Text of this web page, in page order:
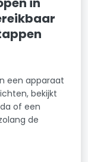
een apparaat
bekijkt
of een
de